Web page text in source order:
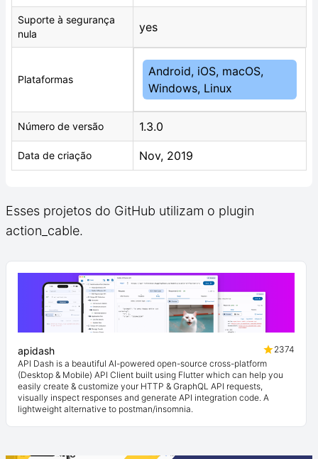
Suporte à segurança
nula
yes
Plataformas
Android, iOS, macOS,
Windows, Linux
Número de versão 1.3.0
Data de criação Nov, 2019
Esses projetos do GitHub utilizam o plugin
action_cable.
apidash
2374
API Dash is a beautiful AI-powered open-source cross-platform
(Desktop & Mobile) API Client built using Flutter which can help you
easily create & customize your HTTP & GraphQL API requests,
visually inspect responses and generate API integration code. A
lightweight alternative to postman/insomnia.